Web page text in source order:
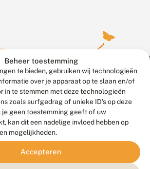
Beheer toestemming
te bieden, gebruiken wij technologieën
over je apparaat op te slaan en/of
in te stemmen met deze technologieën
zoals surfgedrag of unieke ID's op deze
je geen toestemming geeft of uw
kan dit een nadelige invloed hebben op
mogelijkheden.
Accepteren
vragen
© 2026 Vlinderstichting
door
Go2People
, ontworpen door
Blue Field Agency
Privacy
Disclaimer
Sitemap